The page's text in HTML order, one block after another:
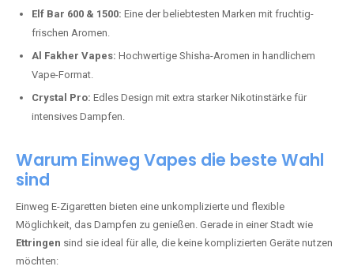
Elf Bar 600 & 1500: Eine der beliebtesten Marken mit fruchtig-
frischen Aromen.
Al Fakher Vapes: Hochwertige Shisha-Aromen in handlichem
Vape-Format.
Crystal Pro: Edles Design mit extra starker Nikotinstärke für
intensives Dampfen.
Warum Einweg Vapes die beste Wahl
sind
Einweg E-Zigaretten bieten eine unkomplizierte und flexible
Möglichkeit, das Dampfen zu genießen. Gerade in einer Stadt wie
Ettringen sind sie ideal für alle, die keine komplizierten Geräte nutzen
möchten: